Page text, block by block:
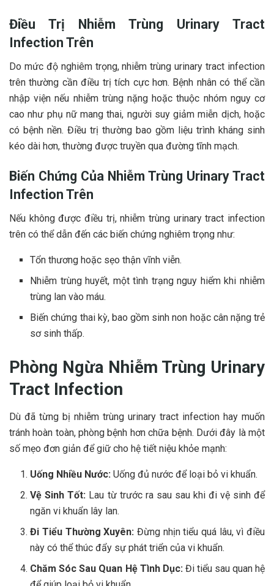
Điều Trị Nhiễm Trùng Urinary Tract
Infection Trên
Do mức độ nghiêm trọng, nhiễm trùng urinary tract infection
trên thường cần điều trị tích cực hơn. Bệnh nhân có thể cần
nhập viện nếu nhiễm trùng nặng hoặc thuộc nhóm nguy cơ
cao như phụ nữ mang thai, người suy giảm miễn dịch, hoặc
có bệnh nền. Điều trị thường bao gồm liệu trình kháng sinh
kéo dài hơn, thường được truyền qua đường tĩnh mạch.
Biến Chứng Của Nhiễm Trùng Urinary Tract
Infection Trên
Nếu không được điều trị, nhiễm trùng urinary tract infection
trên có thể dẫn đến các biến chứng nghiêm trọng như:
Tổn thương hoặc sẹo thận vĩnh viễn.
Nhiễm trùng huyết, một tình trạng nguy hiểm khi nhiễm
trùng lan vào máu.
Biến chứng thai kỳ, bao gồm sinh non hoặc cân nặng trẻ
sơ sinh thấp.
Phòng Ngừa Nhiễm Trùng Urinary
Tract Infection
Dù đã từng bị nhiễm trùng urinary tract infection hay muốn
tránh hoàn toàn, phòng bệnh hơn chữa bệnh. Dưới đây là một
số mẹo đơn giản để giữ cho hệ tiết niệu khỏe mạnh:
Uống Nhiều Nước: Uống đủ nước để loại bỏ vi khuẩn.
Vệ Sinh Tốt: Lau từ trước ra sau sau khi đi vệ sinh để
ngăn vi khuẩn lây lan.
Đi Tiểu Thường Xuyên: Đừng nhịn tiểu quá lâu, vì điều
này có thể thúc đẩy sự phát triển của vi khuẩn.
Chăm Sóc Sau Quan Hệ Tình Dục: Đi tiểu sau quan hệ